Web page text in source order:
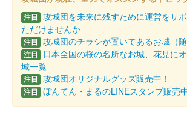
令和七年秋の陣
販売終了
姫路城 御城印 令和七年夏の陣
販売終了
注目 攻城団を未来に残すために運営をサ
ただけませんか
注目 攻城団のチラシが置いてあるお城（随
注目
日本全国の桜の名所なお城、花見に
城一覧
注目 攻城団オリジナルグッズ販売中！
注目 ぼんてん・まるのLINEスタンプ販売